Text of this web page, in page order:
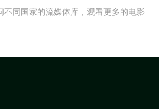
不同国家的流媒体库，观看更多的电影